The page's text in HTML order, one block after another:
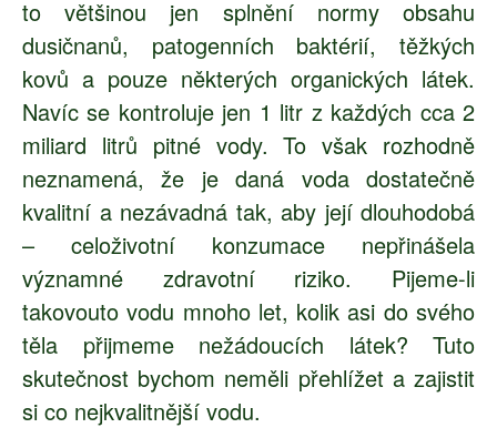
to většinou jen splnění normy obsahu
dusičnanů, patogenních baktérií, těžkých
kovů a pouze některých organických látek.
Navíc se kontroluje jen 1 litr z každých cca 2
miliard litrů pitné vody. To však rozhodně
neznamená, že je daná voda dostatečně
kvalitní a nezávadná tak, aby její dlouhodobá
– celoživotní konzumace nepřinášela
významné zdravotní riziko. Pijeme-li
takovouto vodu mnoho let, kolik asi do svého
těla přijmeme nežádoucích látek? Tuto
skutečnost bychom neměli přehlížet a zajistit
si co nejkvalitnější vodu.